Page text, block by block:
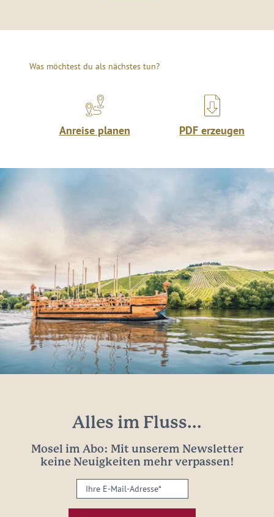
Was möchtest du als nächstes tun?
Anreise planen PDF erzeugen
Alles im Fluss...
Mosel im Abo: Mit unserem Newsletter
keine Neuigkeiten mehr verpassen!
Ihre
E-
Mail-